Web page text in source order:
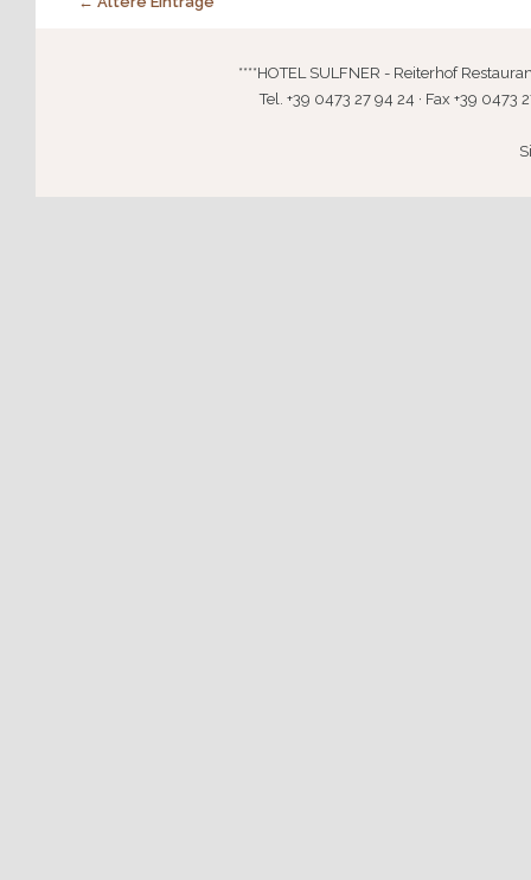
****HOTEL SULFNER - Reiterhof
Tel. +39 0473 27 94 24 · Fax +39 0473